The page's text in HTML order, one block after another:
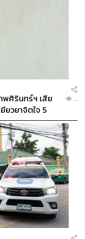
พศิรินทร์ฯ เสีย
ยวยาจิตใจ 5
...